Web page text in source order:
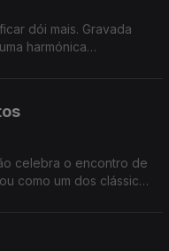
dói mais. Gravada
harmónica
celebra o encontro de
como um dos clássicos